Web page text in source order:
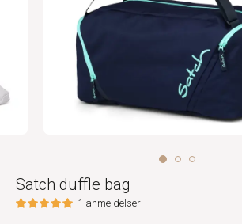
Satch duffle bag
1 anmeldelser